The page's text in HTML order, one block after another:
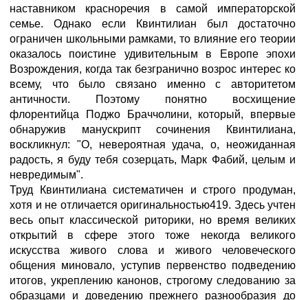
наставником красноречия в самой императорской
семье. Однако если Квинтилиан был достаточно
ограничен школьными рамками, то влияние его теории
оказалось поистине удивительным в Европе эпохи
Возрождения, когда так безгранично возрос интерес ко
всему, что было связано именно с авторитетом
античности. Поэтому понятно восхищение
флорентийца Поджо Браччолини, который, впервые
обнаружив манускрипт сочинения Квинтилиана,
воскликнул: "О, невероятная удача, о, неожиданная
радость, я буду тебя созерцать, Марк Фабий, целым и
невредимым".
Труд Квинтилиана систематичен и строго продуман,
хотя и не отличается оригинальностью419. Здесь учтен
весь опыт классической риторики, но время великих
открытий в сфере этого тоже некогда великого
искусства живого слова и живого человеческого
общения миновало, уступив первенство подведению
итогов, укреплению канонов, строгому следованию за
образцами и доведению прежнего разнообразия до